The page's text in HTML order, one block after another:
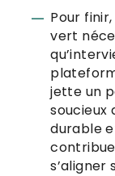
Pour
vert
jette un
soucieux
durable
s’aligner